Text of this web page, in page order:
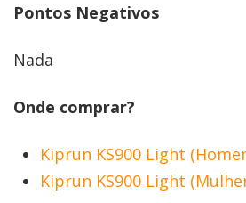
Pontos Negativos
Nada
Onde comprar?
Kiprun KS900 Light
Kiprun KS900 Light